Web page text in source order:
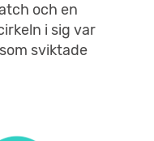
och en
i sig var
sviktade